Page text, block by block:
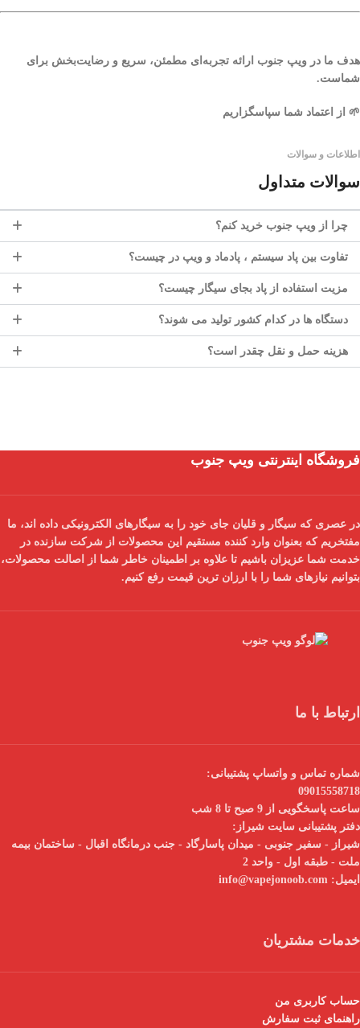
هدف ما در ویپ جنوب ارائه تجربه‌ای مطمئن، سریع و رضایت‌بخش برای
شماست.
از اعتماد شما سپاسگزاریم 🌱
اطلاعات و سوالات
سوالات متداول
چرا از ویپ جنوب خرید کنم؟
تفاوت بین پاد سیستم ، پادماد و ویپ در چیست؟
مزیت استفاده از پاد بجای سیگار چیست؟
دستگاه ها در کدام کشور تولید می شوند؟
هزینه حمل و نقل چقدر است؟
فروشگاه اینترنتی ویپ جنوب
در عصری که سیگار و قلیان جای خود را به سیگارهای الکترونیکی داده اند، ما
مفتخریم که بعنوان وارد کننده مستقیم این محصولات از شرکت سازنده در
خدمت شما عزیزان باشیم تا علاوه بر اطمینان خاطر شما از
اصالت محصولات،
بتوانیم نیازهای شما را با ارزان ترین قیمت رفع کنیم.
ارتباط با ما
شماره تماس و واتساپ پشتیبانی:
09015558718
ساعت پاسخگویی از 9 صبح تا 8 شب
دفتر پشتیبانی سایت شیراز:
شیراز - سفیر جنوبی - میدان پاسارگاد - جنب درمانگاه اقبال - ساختمان بیمه
ملت - طبقه اول - واحد 2
ایمیل:
خدمات مشتریان
حساب کاربری من
راهنمای ثبت سفارش